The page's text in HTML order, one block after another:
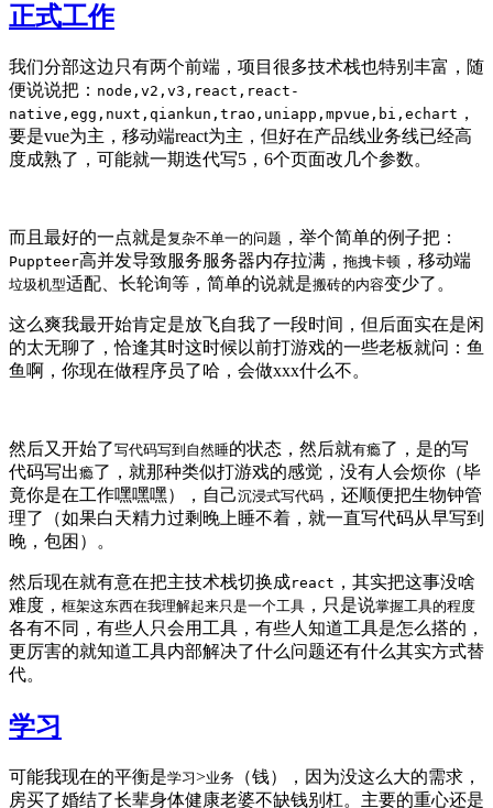
正式工作
我们分部这边只有两个前端，项目很多技术栈也特别丰富，随
便说说把： node,v2,v3,react,react-
native,egg,nuxt,qiankun,trao,uniapp,mpvue,bi,echart ，
要是vue为主，移动端react为主，但好在产品线业务线已经高
度成熟了，可能就一期迭代写5，6个页面改几个参数。
而且最好的一点就是复杂不单一的问题 ，举个简单的例子把：
Puppteer高并发导致服务服务器内存拉满， 拖拽卡顿 ，移动端
垃圾机型适配、长轮询等，简单的说就是搬砖的内容变少了。
这么爽我最开始肯定是放飞自我了一段时间，但后面实在是闲
的太无聊了，恰逢其时这时候以前打游戏的一些老板就问：鱼
鱼啊，你现在做程序员了哈，会做xxx什么不。
然后又开始了写代码写到自然睡的状态，然后就有瘾了，是的写
代码写出瘾了，就那种类似打游戏的感觉，没有人会烦你（毕
竟你是在工作嘿嘿嘿），自己沉浸式写代码 ，还顺便把生物钟管
理了（如果白天精力过剩晚上睡不着，就一直写代码从早写到
晚，包困）。
然后现在就有意在把主技术栈切换成react ，其实把这事没啥
难度， 框架这东西在我理解起来只是一个工具 ，只是说掌握工具的程度
各有不同，有些人只会用工具，有些人知道工具是怎么搭的，
更厉害的就知道工具内部解决了什么问题还有什么其实方式替
代。
学习
可能我现在的平衡是学习>业务 （钱），因为没这么大的需求，
房买了婚结了长辈身体健康老婆不缺钱别杠。主要的重心还是